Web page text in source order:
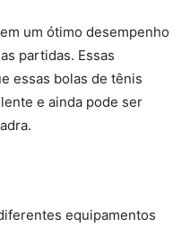
um ótimo desempenho
partidas. Essas
essas bolas de tênis
e ainda pode ser
equipamentos